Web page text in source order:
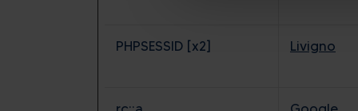
PHPSESSID [x2] Livigno